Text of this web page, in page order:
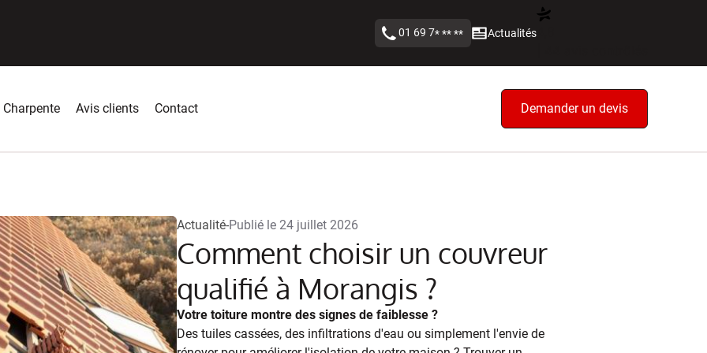
01 69 7* ** ** Actualités4,8
Charpente Avis clients Contact Demander un devis
Actualité-Publié le 24 juillet 2026
Comment choisir un couvreur
qualifié à Morangis ?
Votre toiture montre des signes de faiblesse ?
Des tuiles cassées, des infiltrations d'eau ou simplement l'envie de